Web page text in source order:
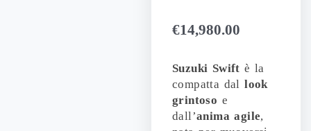
€14,980.00
Suzuki Swift è la
compatta dallook
grintoso e
dall’anima agile,